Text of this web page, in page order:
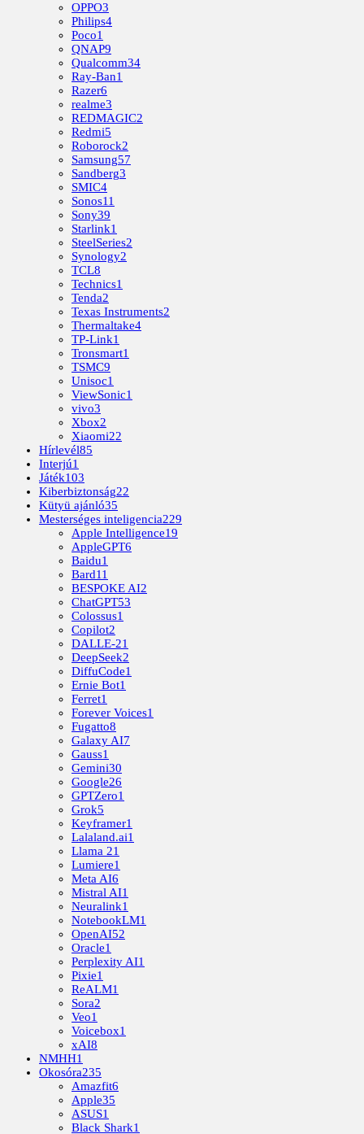
OPPO3
Philips4
Poco1
QNAP9
Qualcomm34
Ray-Ban1
Razer6
realme3
REDMAGIC2
Redmi5
Roborock2
Samsung57
Sandberg3
SMIC4
Sonos11
Sony39
Starlink1
SteelSeries2
Synology2
TCL8
Technics1
Tenda2
Texas Instruments2
Thermaltake4
TP-Link1
Tronsmart1
TSMC9
Unisoc1
ViewSonic1
vivo3
Xbox2
Xiaomi22
Hírlevél85
Interjú1
Játék103
Kiberbiztonság22
Kütyü ajánló35
Mesterséges inteligencia229
Apple Intelligence19
AppleGPT6
Baidu1
Bard11
BESPOKE AI2
ChatGPT53
Colossus1
Copilot2
DALLE-21
DeepSeek2
DiffuCode1
Ernie Bot1
Ferret1
Forever Voices1
Fugatto8
Galaxy AI7
Gauss1
Gemini30
Google26
GPTZero1
Grok5
Keyframer1
Lalaland.ai1
Llama 21
Lumiere1
Meta AI6
Mistral AI1
Neuralink1
NotebookLM1
OpenAI52
Oracle1
Perplexity AI1
Pixie1
ReALM1
Sora2
Veo1
Voicebox1
xAI8
NMHH1
Okosóra235
Amazfit6
Apple35
ASUS1
Black Shark1